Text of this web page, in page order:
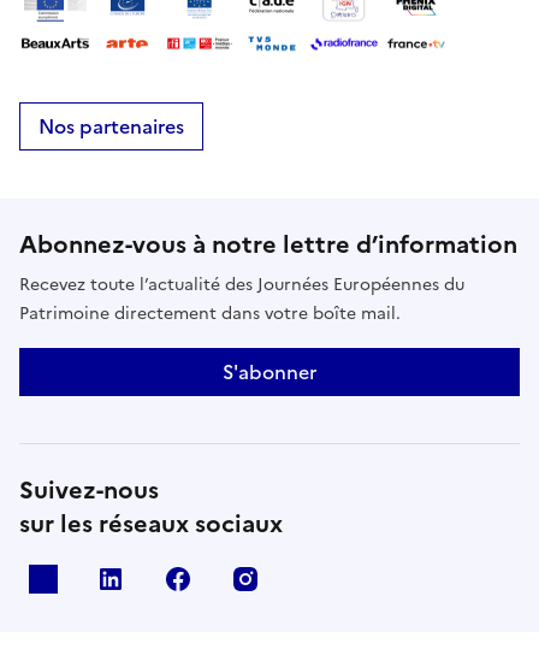
Nos partenaires
Abonnez-vous à notre lettre d’information
Recevez toute l’actualité des Journées Européennes du
Patrimoine directement dans votre boîte mail.
S'abonner
Suivez-nous
sur les réseaux sociaux
Linkedin Facebook